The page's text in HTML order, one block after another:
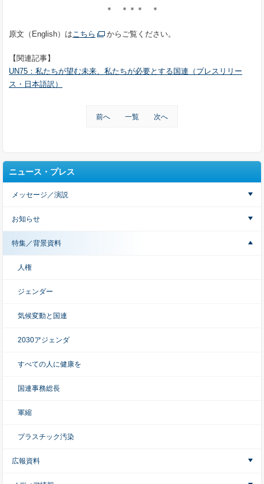
＊ ＊＊＊ ＊
原文（English）はこちら からご覧ください。
【関連記事】
UN75：私たちが望む未来、私たちが必要とする国連（プレスリリー
ス・日本語訳）
前へ 一覧 次へ
ニュース・プレス
メッセージ／演説
お知らせ
特集／背景資料
人権
ジェンダー
気候変動と国連
2030アジェンダ
すべての人に健康を
国連事務総長
軍縮
プラスチック汚染
広報資料